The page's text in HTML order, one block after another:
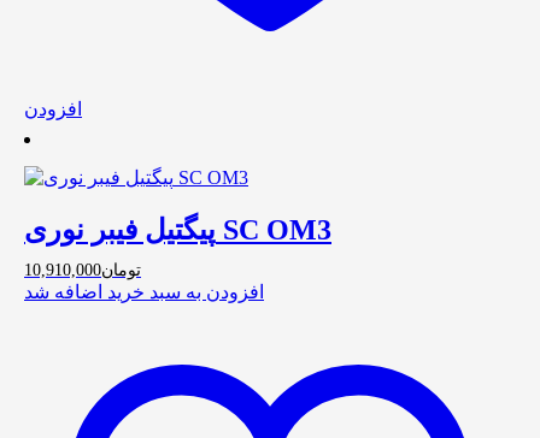
افزودن
پیگتیل فیبر نوری SC OM3
تومان10,910,000
افزودن به سبد خرید اضافه شد